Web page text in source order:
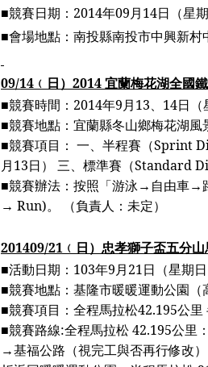
■競賽日期： 2014年09月14日（星
■會場地點：南投縣南投市中興新村
09/14 ﹙ 日） 2014宜蘭梅花湖全國
■競賽時間： 2014年9月13、 14日（
■競賽地點：宜蘭縣冬山鄉梅花湖
■競賽項目： 一、 半程賽 （Sprint
月13日） 三、標準賽（Standard
■競賽辦法：按照「游泳→ 自由車→
→ Run)。 （負責人：未定）
201409/21 ﹙ 日） 忠孝獅子盃五分
■活動日期： 103年9月21日（星期
■競賽地點：基隆市暖暖運動公園（
■競賽項目：全程馬拉松42.195公里
■競賽路線:全程馬拉松42.195公里
→基福公路 （視完工與否再行修改）